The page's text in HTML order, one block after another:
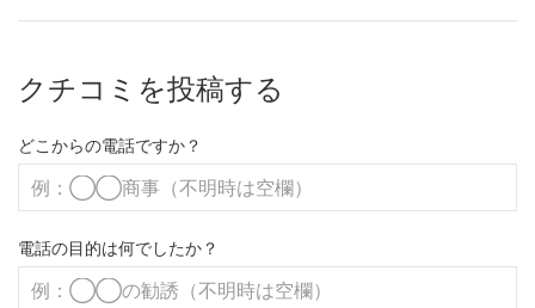
クチコミを投稿する
どこからの電話ですか？
電話の目的は何でしたか？